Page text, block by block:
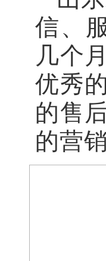
信、
几个
优秀
的售
的营